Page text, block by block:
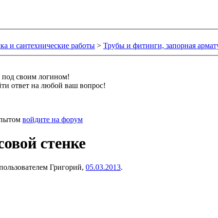
и сантехнические работы > Трубы и фитинги, запорная
под своим логином!
ответ на любой ваш вопрос!
войдите на форум
стенке
Григорий, 05.03.2013.